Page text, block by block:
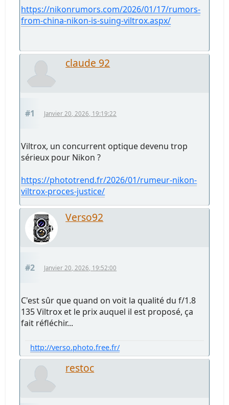
https://nikonrumors.com/2026/01/17/rumors-
from-china-nikon-is-suing-viltrox.aspx/
claude 92
#1 Janvier 20, 2026, 19:19:22
Viltrox, un concurrent optique devenu trop
sérieux pour Nikon ?
https://phototrend.fr/2026/01/rumeur-nikon-
viltrox-proces-justice/
Verso92
#2 Janvier 20, 2026, 19:52:00
C'est sûr que quand on voit la qualité du f/1.8
135 Viltrox et le prix auquel il est proposé, ça
fait réfléchir...
http://verso.photo.free.fr/
restoc